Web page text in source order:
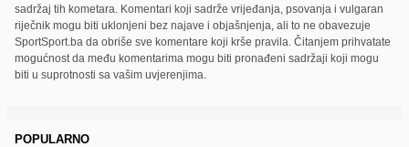
sadržaj tih kometara. Komentari koji sadrže vrijeđanja, psovanja i vulgaran
riječnik mogu biti uklonjeni bez najave i objašnjenja, ali to ne obavezuje
SportSport.ba da obriše sve komentare koji krše pravila. Čitanjem prihvatate
mogućnost da među komentarima mogu biti pronađeni sadržaji koji mogu
biti u suprotnosti sa vašim uvjerenjima.
POPULARNO